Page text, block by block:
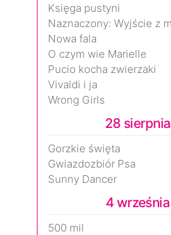
Księga pustyni
Nowa fala
O czym wie Marielle
Pucio kocha zwierzaki
Vivaldi i ja
Wrong Girls
28 sierpnia
Gorzkie święta
Gwiazdozbiór Psa
Sunny Dancer
4 września
500 mil